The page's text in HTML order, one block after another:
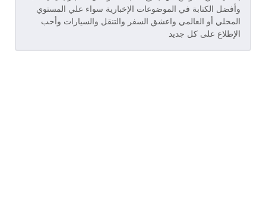
وأفضل الكتابة في الموضوعات الإخبارية سواء علي المستوي
المحلي أو العالمي واعشق السفر والتنقل والسيارات وأحب
الإطلاع على كل جديد